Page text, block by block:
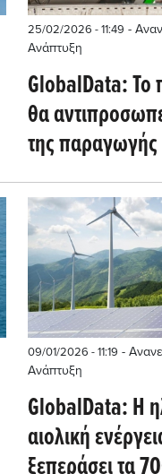
25/02/2026 - 11:49 -
Ανάπτυξη
GlobalData: Το
θα
της
09/01/2026 - 11:19 -
Ανάπτυξη
GlobalData: Η
αιολική